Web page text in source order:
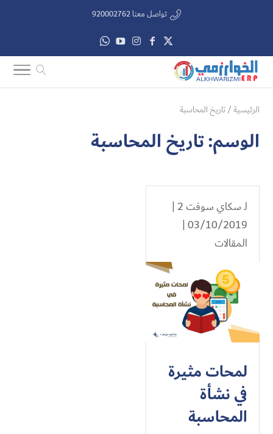
تواصل معنا 920002762
الرئيسية/تاريخ المحاسبة
الوسم:تاريخ المحاسبة
لـسكاي سوفت 2
|
03/10/2019 |
المقالات
لمحات مثيرة
في نشأة
المحاسبة